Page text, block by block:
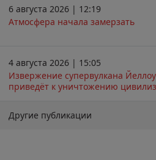
6 августа 2026 | 12:19
Атмосфера начала замерзать
4 августа 2026 | 15:05
Извержение супервулкана
приведёт к уничтожению
Другие публикации